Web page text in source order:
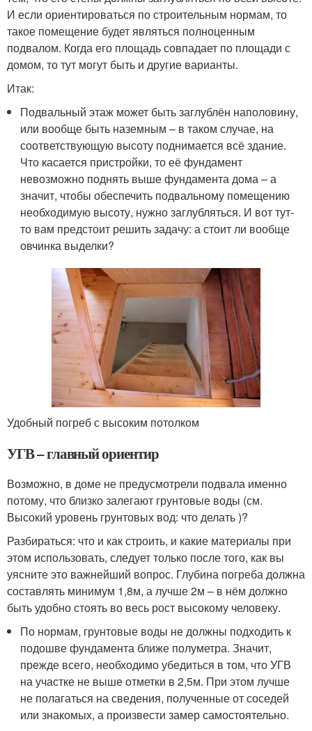
И если ориентироваться по строительным нормам, то
такое помещение будет являться полноценным
подвалом. Когда его площадь совпадает по площади с
домом, то тут могут быть и другие варианты.
Итак:
Подвальный этаж может быть заглублён наполовину,
или вообще быть наземным – в таком случае, на
соответствующую высоту поднимается всё здание.
Что касается пристройки, то её фундамент
невозможно поднять выше фундамента дома – а
значит, чтобы обеспечить подвальному помещению
необходимую высоту, нужно заглубляться. И вот тут-
то вам предстоит решить задачу: а стоит ли вообще
овчинка выделки?
Удобный погреб с высоким потолком
УГВ – главный ориентир
Возможно, в доме не предусмотрели подвала именно
потому, что близко залегают грунтовые воды (см.
Высокий уровень грунтовых вод: что делать )?
Разбираться: что и как строить, и какие материалы при
этом использовать, следует только после того, как вы
уясните это важнейший вопрос. Глубина погреба должна
составлять минимум 1,8м, а лучше 2м – в нём должно
быть удобно стоять во весь рост высокому человеку.
По нормам, грунтовые воды не должны подходить к
подошве фундамента ближе полуметра. Значит,
прежде всего, необходимо убедиться в том, что УГВ
на участке не выше отметки в 2,5м. При этом лучше
не полагаться на сведения, полученные от соседей
или знакомых, а произвести замер самостоятельно.